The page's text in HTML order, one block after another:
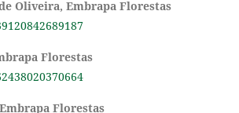
Oliveira, Embrapa Florestas
Florestas
Embrapa Florestas